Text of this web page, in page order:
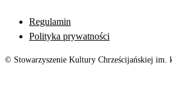
Regulamin
Polityka prywatności
© Stowarzyszenie Kultury Chrześcijańskiej im.